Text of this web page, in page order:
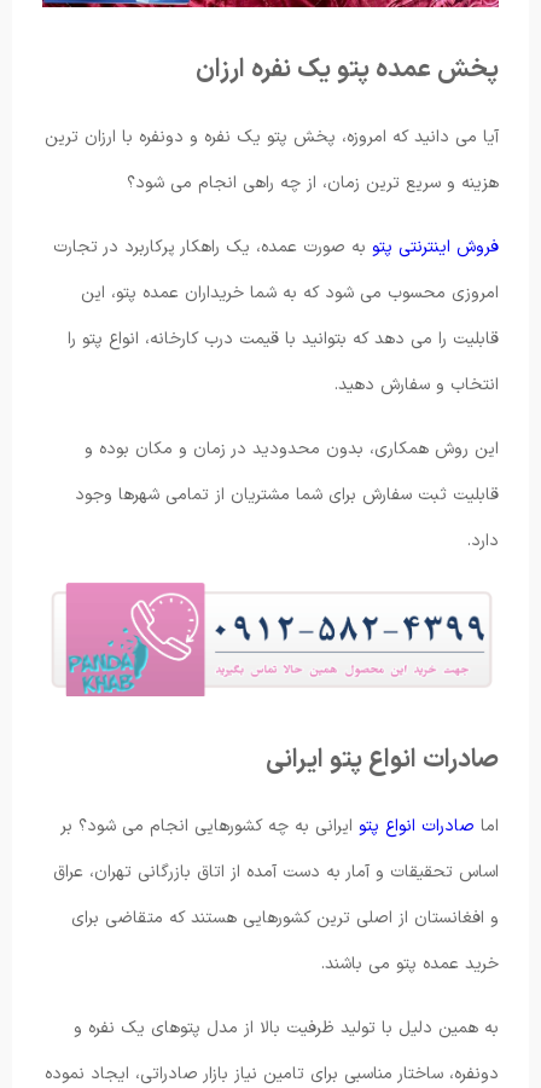
پخش عمده پتو یک نفره ارزان
آیا می دانید که امروزه، پخش پتو یک نفره و دونفره با ارزان ترین
هزینه و سریع ترین زمان، از چه راهی انجام می شود؟
فروش اینترنتی پتو به صورت عمده، یک راهکار پرکاربرد در تجارت
امروزی محسوب می شود که به شما خریداران عمده پتو، این
قابلیت را می دهد که بتوانید با قیمت درب کارخانه، انواع پتو را
انتخاب و سفارش دهید.
این روش همکاری، بدون محدودید در زمان و مکان بوده و
قابلیت ثبت سفارش برای شما مشتریان از تمامی شهرها وجود
دارد.
صادرات انواع پتو ایرانی
اما صادرات انواع پتو ایرانی به چه کشورهایی انجام می شود؟ بر
اساس تحقیقات و آمار به دست آمده از اتاق بازرگانی تهران، عراق
و افغانستان از اصلی ترین کشورهایی هستند که متقاضی برای
خرید عمده پتو می باشند.
به همین دلیل با تولید ظرفیت بالا از مدل پتوهای یک نفره و
دونفره، ساختار مناسبی برای تامین نیاز بازار صادراتی، ایجاد نموده